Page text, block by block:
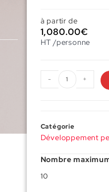
à partir de
1,080.00€
HT /personne
- +
Catégorie
Développement
Nombre
10